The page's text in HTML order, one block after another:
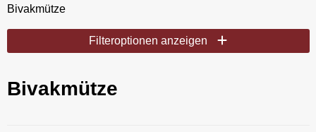
Bivakmütze
Filteroptionen anzeigen
Bivakmütze